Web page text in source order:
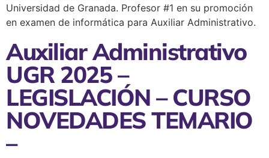
Universidad de Granada. Profesor #1 en su promoción
en examen de informática para Auxiliar Administrativo.
Auxiliar Administrativo
UGR 2025 –
LEGISLACIÓN – CURSO
NOVEDADES TEMARIO
–